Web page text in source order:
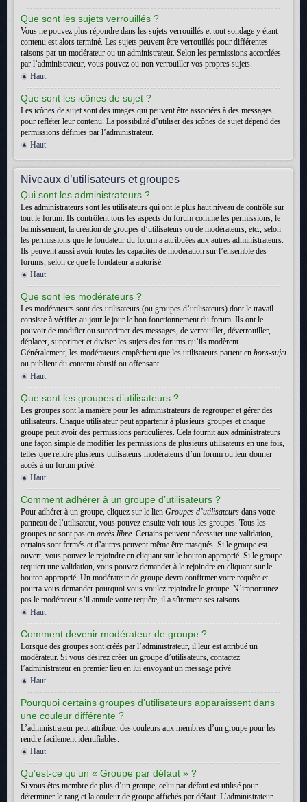
Que sont les sujets verrouillés ?
Vous ne pouvez plus répondre dans les sujets verrouillés et tout sondage y étant
contenu est alors terminé. Les sujets peuvent être verrouillés pour différentes
raisons par un modérateur ou un administrateur. Selon les permissions accordées
par l’administrateur, vous pouvez ou non verrouiller vos propres sujets.
Haut
Que sont les icônes de sujet ?
Les icônes de sujet sont des images qui peuvent être associées à des messages
pour refléter leur contenu. La possibilité d’utiliser des icônes de sujet dépend des
permissions définies par l’administrateur.
Haut
Niveaux d’utilisateurs et groupes
Qui sont les administrateurs ?
Les administrateurs sont les utilisateurs qui ont le plus haut niveau de contrôle sur
tout le forum. Ils contrôlent tous les aspects du forum comme les permissions, le
bannissement, la création de groupes d’utilisateurs ou de modérateurs, etc., selon
les permissions que le fondateur du forum a attribuées aux autres administrateurs.
Ils peuvent aussi avoir toutes les capacités de modération sur l’ensemble des
forums, selon ce que le fondateur a autorisé.
Haut
Que sont les modérateurs ?
Les modérateurs sont des utilisateurs (ou groupes d’utilisateurs) dont le travail
consiste à vérifier au jour le jour le bon fonctionnement du forum. Ils ont le
pouvoir de modifier ou supprimer des messages, de verrouiller, déverrouiller,
déplacer, supprimer et diviser les sujets des forums qu’ils modèrent.
Généralement, les modérateurs empêchent que les utilisateurs partent en hors-sujet
ou publient du contenu abusif ou offensant.
Haut
Que sont les groupes d’utilisateurs ?
Les groupes sont la manière pour les administrateurs de regrouper et gérer des
utilisateurs. Chaque utilisateur peut appartenir à plusieurs groupes et chaque
groupe peut avoir des permissions particulières. Cela fournit aux administrateurs
une façon simple de modifier les permissions de plusieurs utilisateurs en une fois,
telles que rendre plusieurs utilisateurs modérateurs d’un forum ou leur donner
accès à un forum privé.
Haut
Comment adhérer à un groupe d’utilisateurs ?
Pour adhérer à un groupe, cliquez sur le lien Groupes d’utilisateurs dans votre
panneau de l’utilisateur, vous pouvez ensuite voir tous les groupes. Tous les
groupes ne sont pas en accès libre. Certains peuvent nécessiter une validation,
certains sont fermés et d’autres peuvent même être masqués. Si le groupe est
ouvert, vous pouvez le rejoindre en cliquant sur le bouton approprié. Si le groupe
requiert une validation, vous pouvez demander à le rejoindre en cliquant sur le
bouton approprié. Un modérateur de groupe devra confirmer votre requête et
pourra vous demander pourquoi vous voulez rejoindre le groupe. N’importunez
pas le modérateur s’il annule votre requête, il a sûrement ses raisons.
Haut
Comment devenir modérateur de groupe ?
Lorsque des groupes sont créés par l’administrateur, il leur est attribué un
modérateur. Si vous désirez créer un groupe d’utilisateurs, contactez
l’administrateur en premier lieu en lui envoyant un message privé.
Haut
Pourquoi certains groupes d’utilisateurs apparaissent dans
une couleur différente ?
L’administrateur peut attribuer des couleurs aux membres d’un groupe pour les
rendre facilement identifiables.
Haut
Qu’est-ce qu’un « Groupe par défaut » ?
Si vous êtes membre de plus d’un groupe, celui par défaut est utilisé pour
déterminer le rang et la couleur de groupe affichés par défaut. L’administrateur